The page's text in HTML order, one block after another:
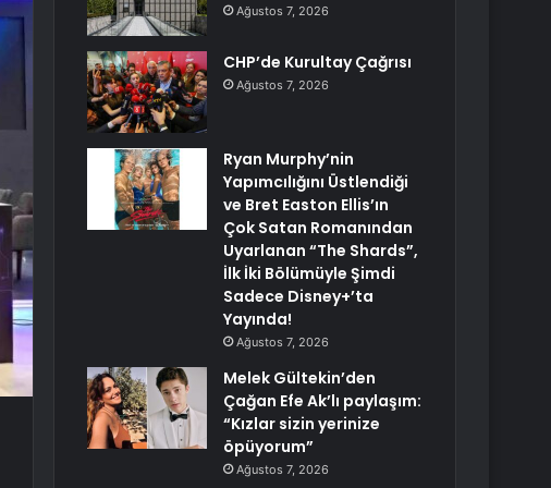
Ağustos 7, 2026
CHP’de Kurultay Çağrısı
Ağustos 7, 2026
Ryan Murphy’nin
Yapımcılığını Üstlendiği
ve Bret Easton Ellis’ın
Çok Satan Romanından
Uyarlanan “The Shards”,
İlk İki Bölümüyle Şimdi
Sadece Disney+’ta
Yayında!
Ağustos 7, 2026
Melek Gültekin’den
Çağan Efe Ak’lı paylaşım:
“Kızlar sizin yerinize
öpüyorum”
Ağustos 7, 2026